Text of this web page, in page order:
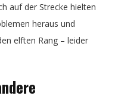
auf der Strecke hielten
heraus und
elften Rang – leider